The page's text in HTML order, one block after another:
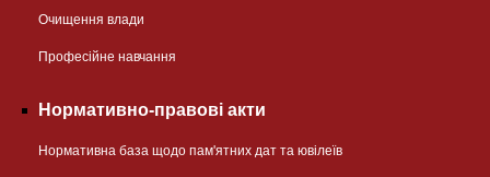
Очищення влади
Професійне навчання
Нормативно-правові акти
Нормативна база щодо пам'ятних дат та ювілеїв